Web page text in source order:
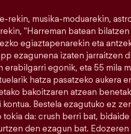
rekin, musika-moduarekin,
"Harreman batean
egiaztapenarekin eta
ezagunena izaten jarraitzen
erabilgarri egonik, eta 55 mila
hatza pasatzeko aukera
bakoitzaren atzean
kontua. Bestela ezagutuko ez
tokia da: crush berri bat,
den ezagun bat.